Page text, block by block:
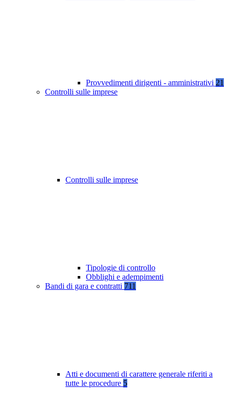
Provvedimenti dirigenti - amministrativi 21
Controlli sulle imprese
Controlli sulle imprese
Tipologie di controllo
Obblighi e adempimenti
Bandi di gara e contratti 711
Atti e documenti di carattere generale riferiti a
tutte le procedure 5